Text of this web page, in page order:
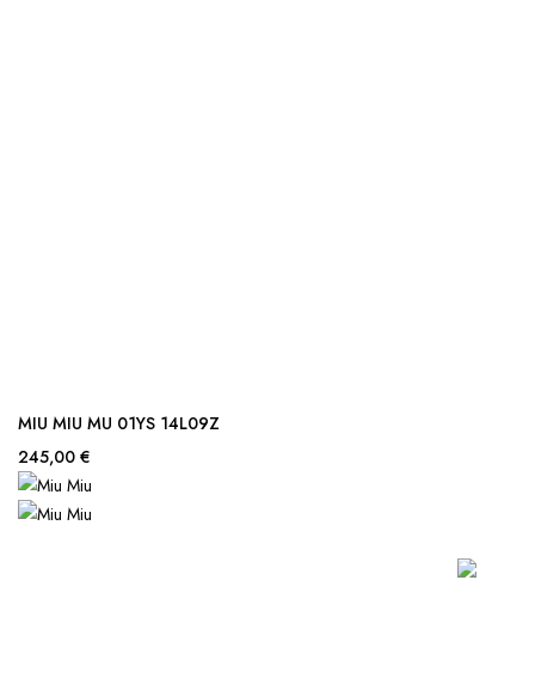
MIU MIU MU 01YS 14L09Z
245,00 €